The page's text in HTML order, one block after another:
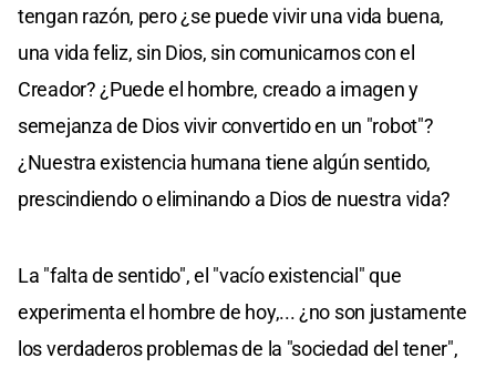
tengan razón, pero ¿se puede vivir una vida buena,
una vida feliz, sin Dios, sin comunicarnos con el
Creador? ¿Puede el hombre, creado a imagen y
semejanza de Dios vivir convertido en un "robot"?
¿Nuestra existencia humana tiene algún sentido,
prescindiendo o eliminando a Dios de nuestra vida?
La "falta de sentido", el "vacío existencial" que
experimenta el hombre de hoy,... ¿no son justamente
los verdaderos problemas de la "sociedad del tener",